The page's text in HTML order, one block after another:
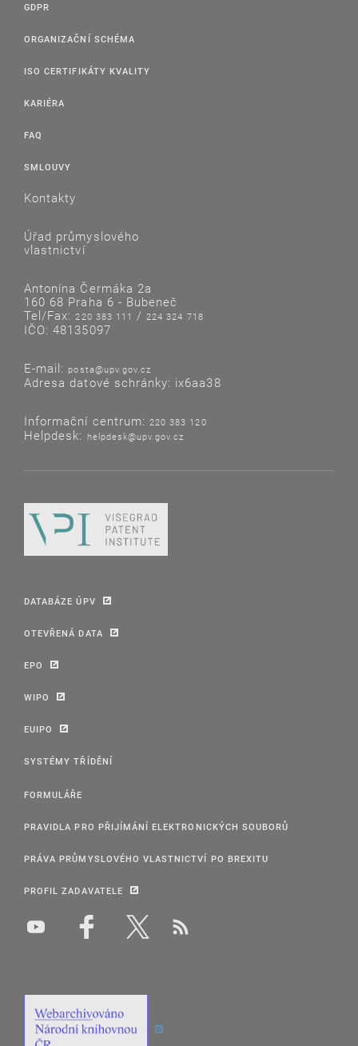
GDPR
ORGANIZAČNÍ SCHÉMA
ISO CERTIFIKÁTY KVALITY
KARIÉRA
FAQ
SMLOUVY
Kontakty
Úřad průmyslového
vlastnictví
Antonína Čermáka 2a
160 68 Praha 6 - Bubeneč
Tel/Fax:220 383 111 /224 324 718
IČO: 48135097
E-mail: posta@upv.gov.cz
Adresa datové schránky: ix6aa38
Informační centrum: 220 383 120
Helpdesk: helpdesk@upv.gov.cz
DATABÁZE ÚPV
OTEVŘENÁ DATA
EPO
WIPO
EUIPO
SYSTÉMY TŘÍDĚNÍ
FORMULÁŘE
PRAVIDLA PRO PŘIJÍMÁNÍ ELEKTRONICKÝCH SOUBORŮ
PRÁVA PRŮMYSLOVÉHO VLASTNICTVÍ PO BREXITU
PROFIL ZADAVATELE